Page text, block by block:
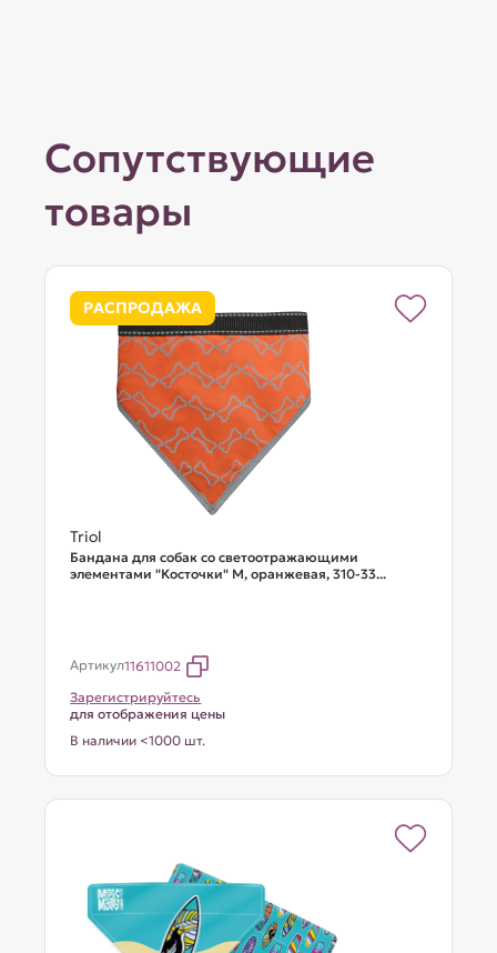
Сопутствующие
товары
РАСПРОДАЖА
Triol
Бандана для собак со светоотражающими
элементами "Косточки" M, оранжевая, 310-33...
Артикул11611002
Зарегистрируйтесь
для отображения цены
В наличии <1000 шт.